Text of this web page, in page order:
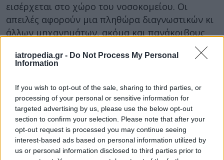
iatropedia.gr - Do Not Process My Personal
Information
If you wish to opt-out of the sale, sharing to third parties, or
processing of your personal or sensitive information for
targeted advertising by us, please use the below opt-out
section to confirm your selection. Please note that after your
opt-out request is processed you may continue seeing
interest-based ads based on personal information utilized by
us or personal information disclosed to third parties prior to
εισέρχεται στο χώρο του νοσοκομείου. Οι
απειλές αφορούν μια πληθώρα διαγνωστικών κι
άλλων μηχανημάτων, ακόμα και πανάκριβους
μαγνητικούς τομογράφους. Όσο τα νοσοκομεία
και άλλα ιατρικά/διαγνωστικά κέντρα
τεχνολογίες κατακλύζουν τον τομέα της υγείας
(π.χ. τηλεϊατρική), τόσο η απειλή γίνεται εν
δυνάμει πιο σοβαρή.
Οι έως τώρα εκτιμήσεις πάντως είναι ότι οι
χάκερς δεν έχουν βάλει στόχο ειδικά τα ιατρικά
μηχανήματα, όμως τα τελευταία μάλλον